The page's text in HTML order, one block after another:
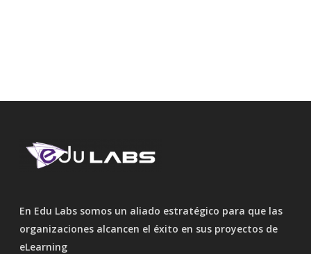
En Edu Labs somos un aliado estratégico para que las
organizaciones alcancen el éxito en sus proyectos de
eLearning